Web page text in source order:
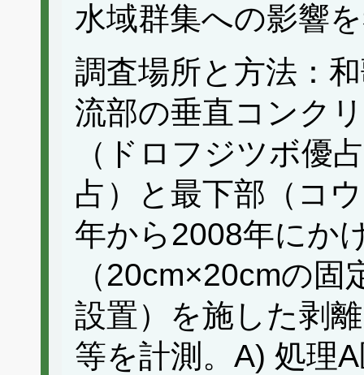
水域群集への影響
調査場所と方法：
流部の垂直コンク
（ドロフジツボ優
占）と最下部（コ
年から2008年にか
（20cm×20cmの
設置）を施した剥
等を計測。A) 処理